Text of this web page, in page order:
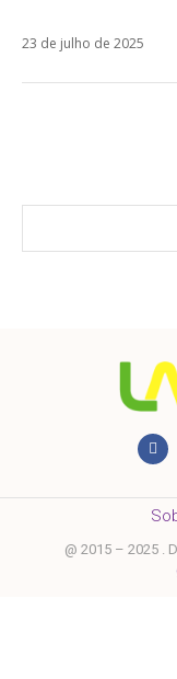
23 de julho de 2025
@ 2015 – 2025 .